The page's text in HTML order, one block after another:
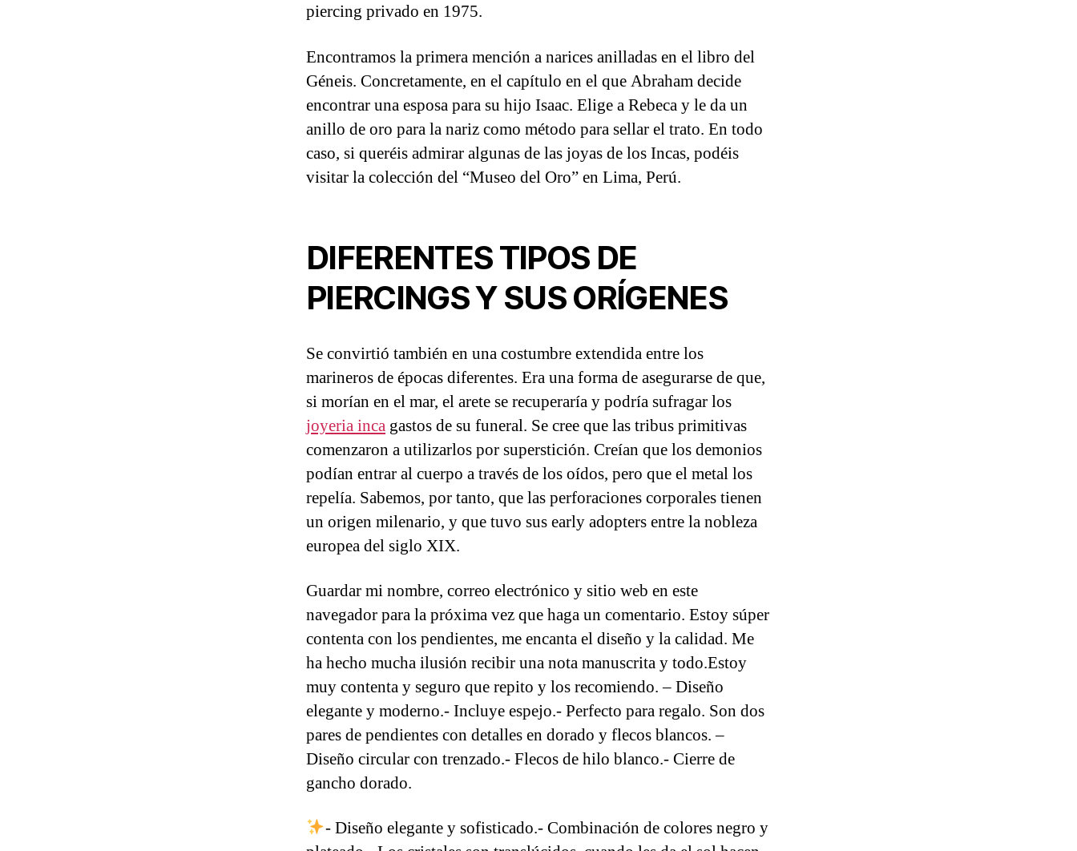
piercing privado en 1975.
Encontramos la primera mención a narices anilladas en el libro del
Géneis. Concretamente, en el capítulo en el que Abraham decide
encontrar una esposa para su hijo Isaac. Elige a Rebeca y le da un
anillo de oro para la nariz como método para sellar el trato. En todo
caso, si queréis admirar algunas de las joyas de los Incas, podéis
visitar la colección del “Museo del Oro” en Lima, Perú.
DIFERENTES TIPOS DE
PIERCINGS Y SUS ORÍGENES
Se convirtió también en una costumbre extendida entre los
marineros de épocas diferentes. Era una forma de asegurarse de que,
si morían en el mar, el arete se recuperaría y podría sufragar los
joyeria inca gastos de su funeral. Se cree que las tribus primitivas
comenzaron a utilizarlos por superstición. Creían que los demonios
podían entrar al cuerpo a través de los oídos, pero que el metal los
repelía. Sabemos, por tanto, que las perforaciones corporales tienen
un origen milenario, y que tuvo sus early adopters entre la nobleza
europea del siglo XIX.
Guardar mi nombre, correo electrónico y sitio web en este
navegador para la próxima vez que haga un comentario. Estoy súper
contenta con los pendientes, me encanta el diseño y la calidad. Me
ha hecho mucha ilusión recibir una nota manuscrita y todo.Estoy
muy contenta y seguro que repito y los recomiendo. – Diseño
elegante y moderno.- Incluye espejo.- Perfecto para regalo. Son dos
pares de pendientes con detalles en dorado y flecos blancos. –
Diseño circular con trenzado.- Flecos de hilo blanco.- Cierre de
gancho dorado.
- Diseño elegante y sofisticado.- Combinación de colores negro y